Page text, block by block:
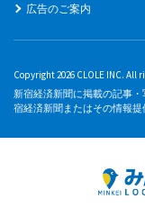
広告のご案内
Copyright 2026 CLOLE INC. All
新宿経済新聞に掲載の記事
宿経済新聞またはその情報提